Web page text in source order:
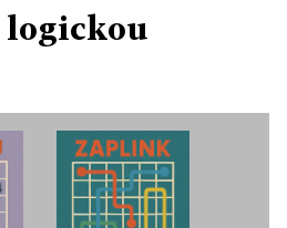
logickou